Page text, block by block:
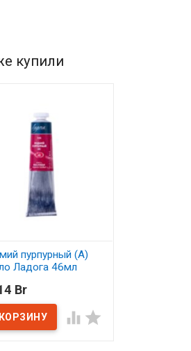
купили
пурпурный (А)
Ладога 46мл
Br
 